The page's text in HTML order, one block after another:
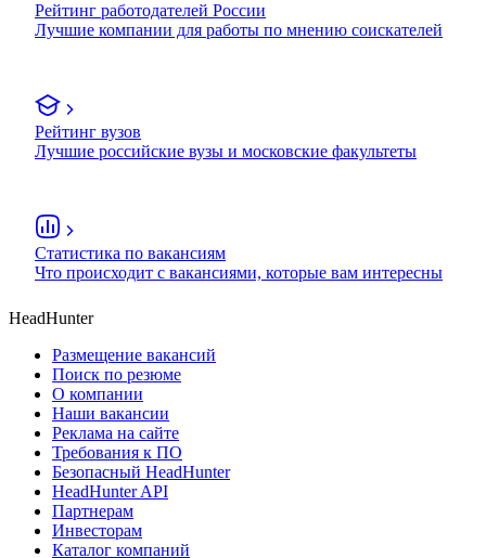
Рейтинг работодателей России
Лучшие компании для работы по мнению соискателей
Рейтинг вузов
Лучшие российские вузы и московские факультеты
Статистика по вакансиям
Что происходит с вакансиями, которые вам интересны
HeadHunter
Размещение вакансий
Поиск по резюме
О компании
Наши вакансии
Реклама на сайте
Требования к ПО
Безопасный HeadHunter
HeadHunter API
Партнерам
Инвесторам
Каталог компаний